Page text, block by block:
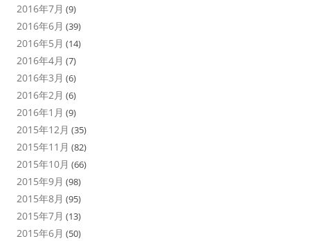
2016年7月 (9)
2016年6月 (39)
2016年5月 (14)
2016年4月 (7)
2016年3月 (6)
2016年2月 (6)
2016年1月 (9)
2015年12月 (35)
2015年11月 (82)
2015年10月 (66)
2015年9月 (98)
2015年8月 (95)
2015年7月 (13)
2015年6月 (50)